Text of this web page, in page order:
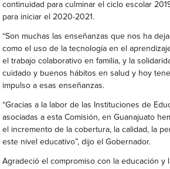
continuidad para culminar el ciclo escolar
para iniciar el 2020-2021.
“Son muchas las enseñanzas que nos ha
como el uso de la tecnología en el
el trabajo colaborativo en familia, y la
cuidado y buenos hábitos en salud y hoy
impulso a esas enseñanzas.
“Gracias a la labor de las Instituciones de
asociadas a esta Comisión, en Guanajuato
el incremento de la cobertura, la calidad, la
este nivel educativo”, dijo el Gobernador.
Agradeció el compromiso con la educación y